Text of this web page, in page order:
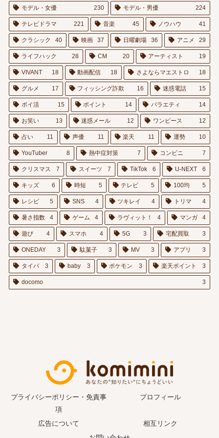
モデル・女優 230 モデル・男優 224
テレビドラマ 221 音楽 45 ノウハウ 41
クラシック 40 映画 37 日曜劇場 36 アニメ 29
ライフハック 28 CM 20 アーティスト 19
VIVANT 18 動画配信 18 さよならマエストロ 18
グルメ 17 フィッシング詐欺 16 迷惑電話 15
ポイ活 15 ポイント 14 バラエティ 14
お笑い 13 迷惑メール 12 ワンピース 12
占い 11 声優 11 楽天 11 運勢 10
YouTuber 8 熱中症対策 7 コンビニ 7
クリスマス 7 スイーツ 7 TikTok 6 U-NEXT 6
キッズ 6 時短 5 テレビ 5 100均 5
レシピ 5 SNS 4 ツキレイ 4 トリマ 4
暑さ指数 4 ゲーム 4 ラヴィット！ 4 マンガ 4
遊び 4 スマホ 4 5G 3 宅配買取 3
ONEDAY 3 駄菓子 3 MV 3 アプリ 3
タイパ 3 baby 3 ポケモン 3 楽天ポイント 3
docomo 3
プライバシーポリシー・免責事
項
プロフィール
広告について
相互リンク